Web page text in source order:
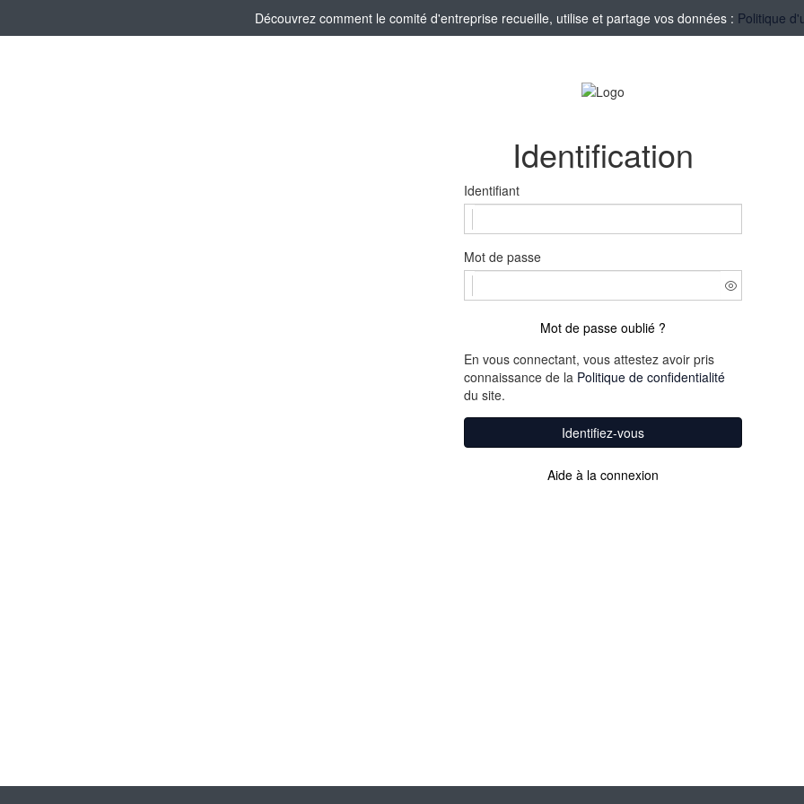
Découvrez comment le comité d'entreprise recueille, utilise et partage vos données : Politique
Identification
Identifiant
Mot de passe
Mot de passe oublié ?
En vous connectant, vous attestez avoir pris
connaissance de la Politique de confidentialité
du site.
Identifiez-vous
Aide à la connexion